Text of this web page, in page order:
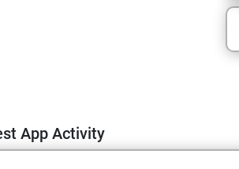
App Activity